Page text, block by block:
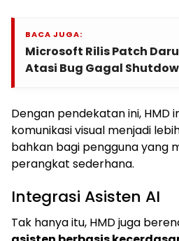
BACA JUGA:
Microsoft Rilis Patch
Atasi Bug Gagal
Dengan pendekatan ini, HMD
komunikasi visual menjadi
bahkan bagi pengguna yang
perangkat sederhana.
Integrasi Asisten AI
Tak hanya itu, HMD juga